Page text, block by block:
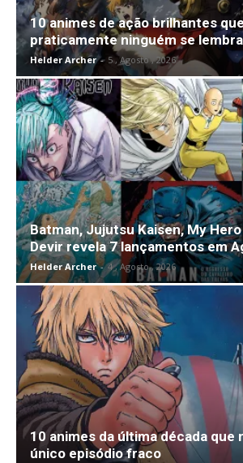
10 animes de ação brilhantes que
praticamente ninguém se
Helder Archer - 5 , Agosto , 2026
Batman, Jujutsu Kaisen, My
Devir revela 7 lançamentos em
Helder Archer - 4 , Agosto , 2026
10 animes da última década que
único episódio fraco